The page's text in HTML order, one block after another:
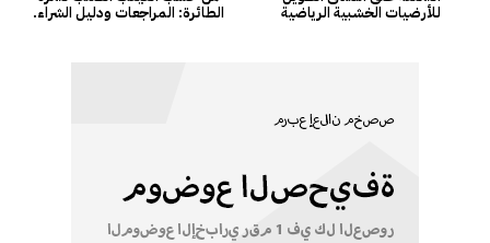
الطائرة: المراجعات ودليل الشراء. للأرضيات الخشبية الرياضية